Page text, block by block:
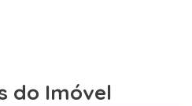
do Imóvel